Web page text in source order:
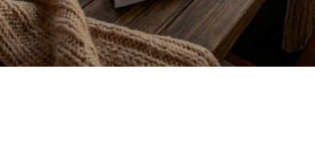
UNELMISTA
KODIKSI-